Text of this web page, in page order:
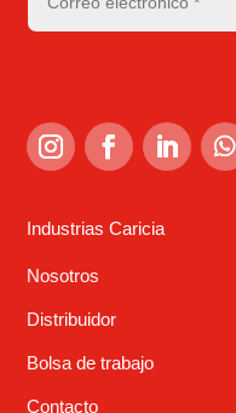
Industrias Caricia
Nosotros
Distribuidor
Bolsa de trabajo
Contacto